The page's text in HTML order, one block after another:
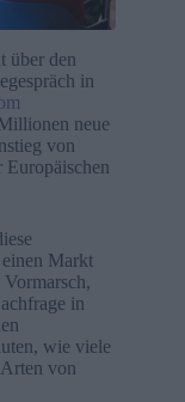
über den
in
neue
von
Europäischen
Markt
in
wie viele
von